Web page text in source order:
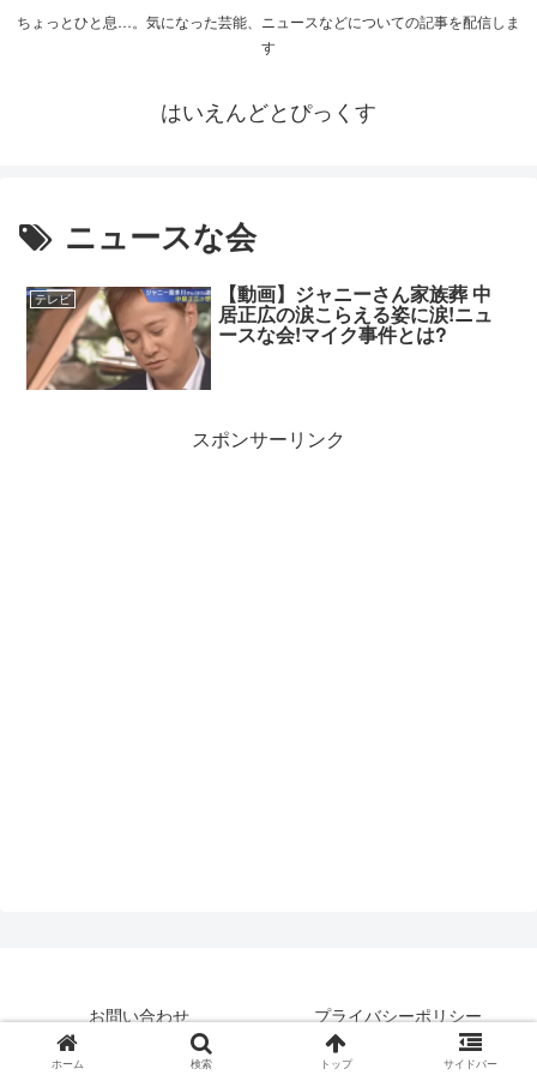
ちょっとひと息…。気になった芸能、ニュースなどについての記事を配信しま
す
はいえんどとぴっくす
ニュースな会
テレビ 【動画】ジャニーさん家族葬 中
居正広の涙こらえる姿に涙!ニュ
ースな会!マイク事件とは?
スポンサーリンク
お問い合わせ
プライバシーポリシー
© 2019 はいえんどとぴっくす.
ホーム 検索 トップ サイドバー